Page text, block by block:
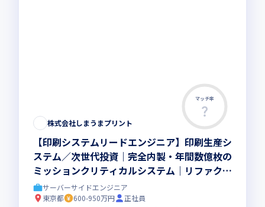
マッチ率
株式会社しまうまプリント
【印刷システムリードエンジニア】印刷生産シ
ステム／次世代投資｜完全内製・年間数億枚の
ミッションクリティカルシステム｜リファクタ
＆刷新の比重をさらに拡大｜ハイブリッド勤務
(週2出社)
サーバーサイドエンジニア
東京都
600-950万円
正社員